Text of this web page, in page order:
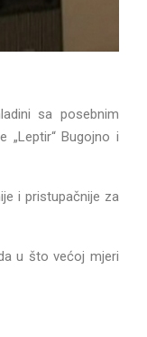
sa posebnim
„Leptir“ Bugojno i
i pristupačnije za
u što većoj mjeri